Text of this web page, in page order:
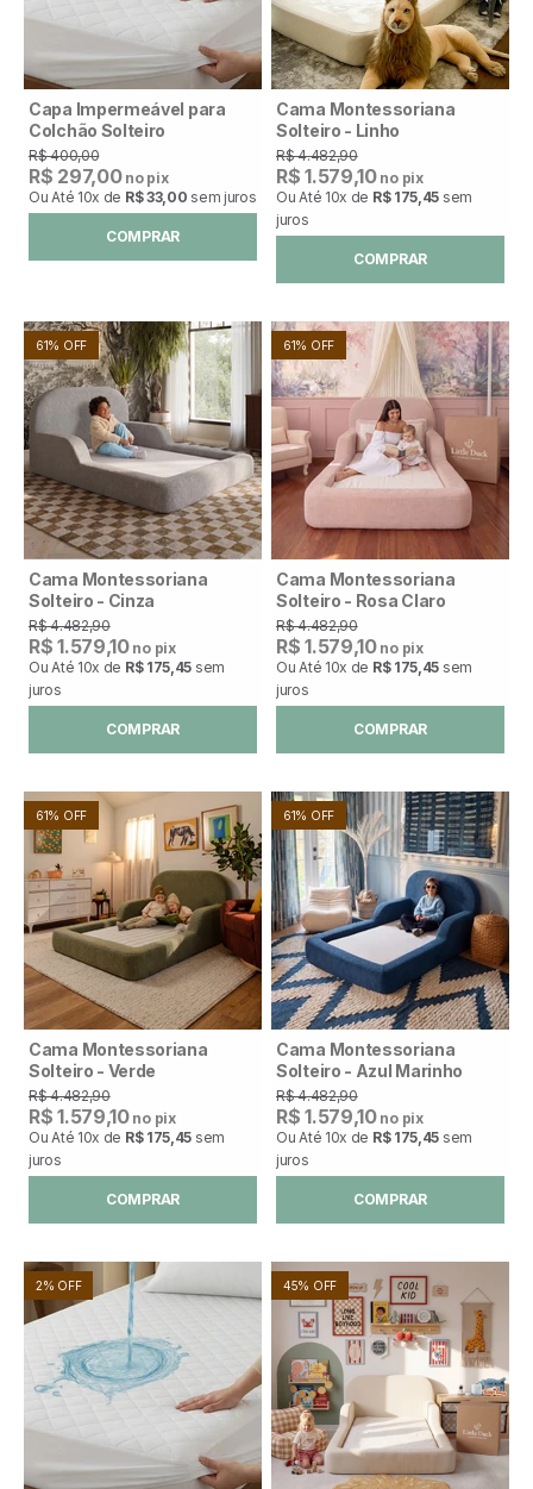
Capa Impermeável para
Colchão Solteiro
R$ 400,00
R$ 297,00no pix
Ou Até 10x de R$ 33,00 sem juros
COMPRAR
Cama Montessoriana
Solteiro - Linho
R$ 4.482,90
R$ 1.579,10no pix
Ou Até 10x de R$ 175,45 sem
juros
COMPRAR
61% OFF
Cama Montessoriana
Solteiro - Cinza
R$ 4.482,90
R$ 1.579,10no pix
Ou Até 10x de R$ 175,45 sem
juros
COMPRAR
61% OFF
Cama Montessoriana
Solteiro - Rosa Claro
R$ 4.482,90
R$ 1.579,10no pix
Ou Até 10x de R$ 175,45 sem
juros
COMPRAR
61% OFF
Cama Montessoriana
Solteiro - Verde
R$ 4.482,90
R$ 1.579,10no pix
Ou Até 10x de R$ 175,45 sem
juros
COMPRAR
61% OFF
Cama Montessoriana
Solteiro - Azul Marinho
R$ 4.482,90
R$ 1.579,10no pix
Ou Até 10x de R$ 175,45 sem
juros
COMPRAR
2% OFF 45% OFF